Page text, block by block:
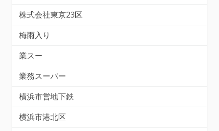
株式会社東京23区
梅雨入り
業スー
業務スーパー
横浜市営地下鉄
横浜市港北区